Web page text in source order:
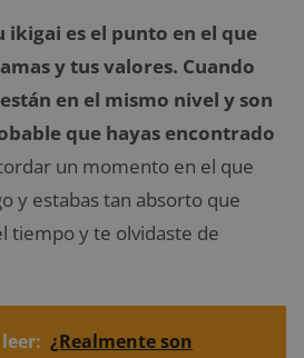
ikigai es el punto en el que
y tus valores. Cuando
en el mismo nivel y son
que hayas encontrado
un momento en el que
y estabas tan absorto que
tiempo y te olvidaste de
¿Realmente son